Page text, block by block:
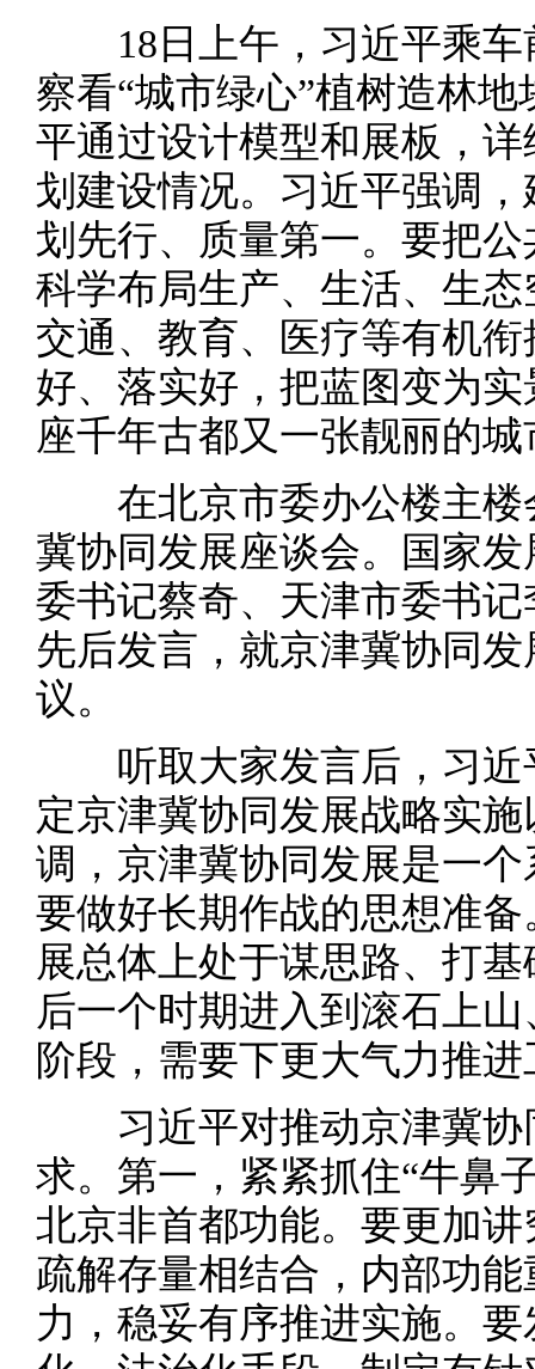
18日上午，习近平乘车
察看“城市绿心”植树造林
平通过设计模型和展板，
划建设情况。习近平强调
划先行、质量第一。要把
科学布局生产、生活、生
交通、教育、医疗等有机
好、落实好，把蓝图变为
座千年古都又一张靓丽的
在北京市委办公楼主楼
冀协同发展座谈会。国家
委书记蔡奇、天津市委书
先后发言，就京津冀协同
议。
听取大家发言后，习近
定京津冀协同发展战略实
调，京津冀协同发展是一
要做好长期作战的思想准
展总体上处于谋思路、打
后一个时期进入到滚石上
阶段，需要下更大气力推进
习近平对推动京津冀协
求。第一，紧紧抓住“牛鼻
北京非首都功能。要更加
疏解存量相结合，内部功
力，稳妥有序推进实施。